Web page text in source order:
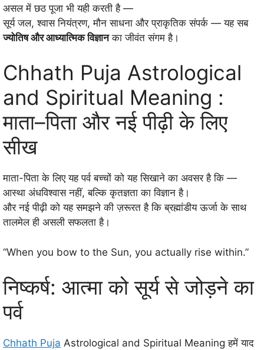
असल में छठ पूजा भी यही करती है —
सूर्य जल, श्वास नियंत्रण, मौन साधना और प्राकृतिक संपर्क — यह सब
ज्योतिष और आध्यात्मिक विज्ञानका जीवंत संगम है।
Chhath Puja Astrological
and Spiritual Meaning :
माता–पिता और नई पीढ़ी के लिए
सीख
माता-पिता के लिए यह पर्व बच्चों को यह सिखाने का अवसर है कि —
आस्था अंधविश्वास नहीं, बल्कि कृतज्ञता का विज्ञान है।
और नई पीढ़ी को यह समझने की ज़रूरत है कि ब्रह्मांडीय ऊर्जा के साथ
तालमेल ही असली सफलता है।
“When you bow to the Sun, you actually rise within.”
निष्कर्ष: आत्मा को सूर्य से जोड़ने का
पर्व
Chhath Puja Astrological and Spiritual Meaning हमें याद